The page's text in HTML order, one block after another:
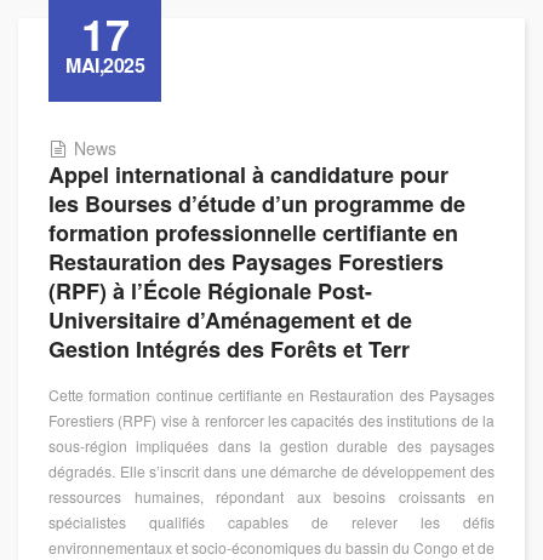
17
MAI,2025
News
Appel international à candidature pour
les Bourses d’étude d’un programme de
formation professionnelle certifiante en
Restauration des Paysages Forestiers
(RPF) à l’École Régionale Post-
Universitaire d’Aménagement et de
Gestion Intégrés des Forêts et Terr
Cette formation continue certifiante en Restauration des Paysages
Forestiers (RPF) vise à renforcer les capacités des institutions de la
sous-région impliquées dans la gestion durable des paysages
dégradés. Elle s’inscrit dans une démarche de développement des
ressources humaines, répondant aux besoins croissants en
spécialistes qualifiés capables de relever les défis
environnementaux et socio-économiques du bassin du Congo et de